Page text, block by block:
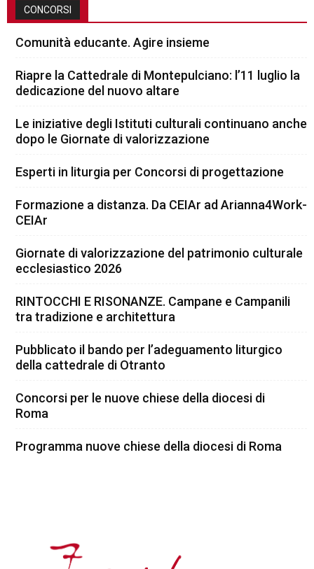
CONCORSI
Comunità educante. Agire insieme
Riapre la Cattedrale di Montepulciano: l’11 luglio la
dedicazione del nuovo altare
Le iniziative degli Istituti culturali continuano anche
dopo le Giornate di valorizzazione
Esperti in liturgia per Concorsi di progettazione
Formazione a distanza. Da CEIAr ad Arianna4Work-
CEIAr
Giornate di valorizzazione del patrimonio culturale
ecclesiastico 2026
RINTOCCHI E RISONANZE. Campane e Campanili
tra tradizione e architettura
Pubblicato il bando per l’adeguamento liturgico
della cattedrale di Otranto
Concorsi per le nuove chiese della diocesi di
Roma
Programma nuove chiese della diocesi di Roma